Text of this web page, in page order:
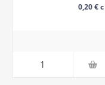
0,20 €